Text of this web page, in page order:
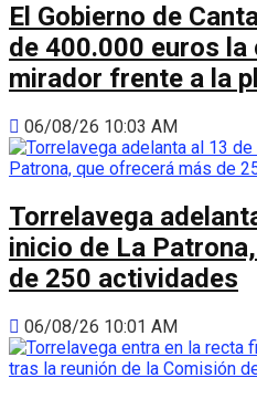
El Gobierno de
de 400.000 euros
mirador frente a la
06/08/26 10:03 AM
Torrelavega
inicio de La
de 250 actividades
06/08/26 10:01 AM